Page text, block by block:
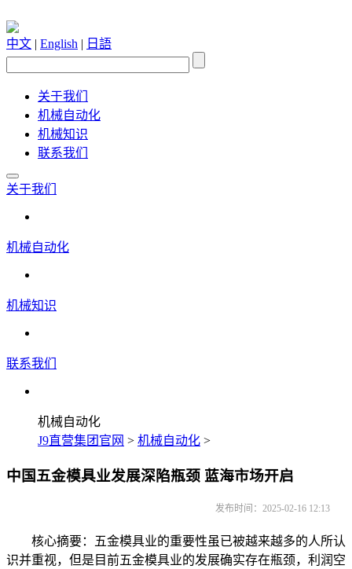
中文 | English | 日語
关于我们
机械自动化
机械知识
联系我们
关于我们
机械自动化
机械知识
联系我们
机械自动化
J9直营集团官网 > 机械自动化 >
中国五金模具业发展深陷瓶颈 蓝海市场开启
发布时间：2025-02-16 12:13
核心摘要：五金模具业的重要性虽已被越来越多的人所认
识并重视，但是目前五金模具业的发展确实存在瓶颈，利润空